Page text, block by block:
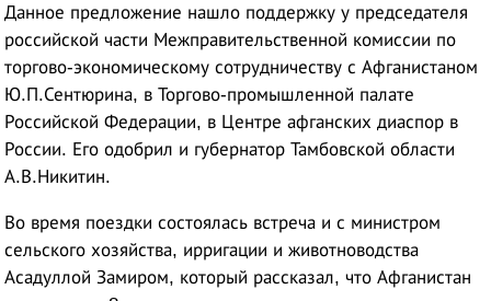
Данное предложение нашло поддержку у председателя
российской части Межправительственной комиссии по
торгово-экономическому сотрудничеству с Афганистаном
Ю.П.Сентюрина, в Торгово-промышленной палате
Российской Федерации, в Центре афганских диаспор в
России. Его одобрил и губернатор Тамбовской области
А.В.Никитин.
Во время поездки состоялась встреча и с министром
сельского хозяйства, ирригации и животноводства
Асадуллой Замиром, который рассказал, что Афганистан